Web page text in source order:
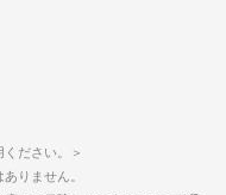
ださい。＞
りません。